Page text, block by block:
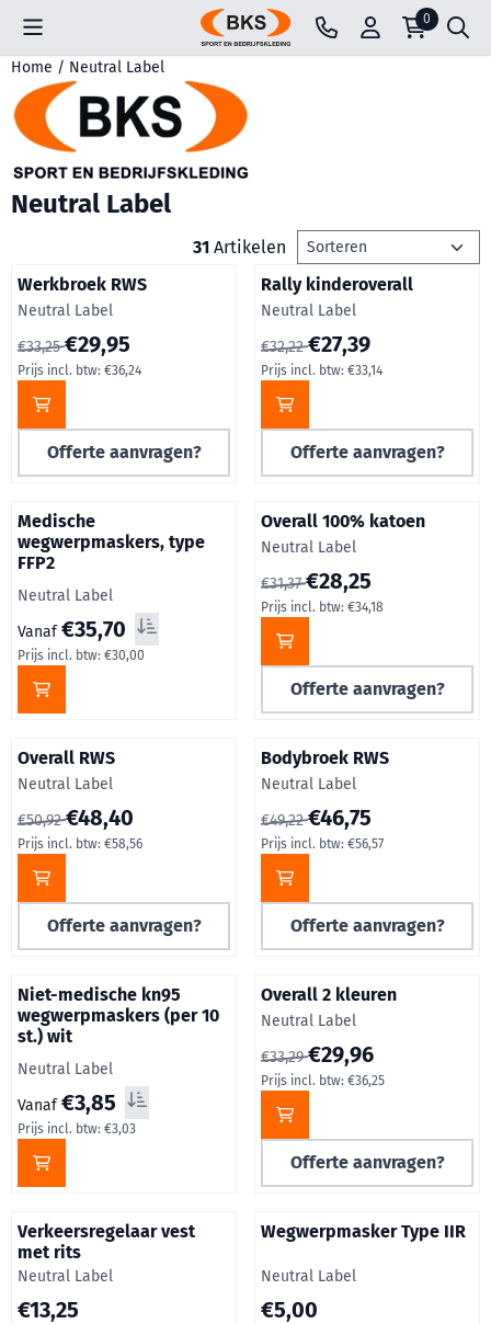
Cookievoorkeuren zijn beschikbaar. Kies instellingen of sta
0
Home / Neutral Label
Neutral Label
31 Artikelen Sorteermethode
Werkbroek RWS
Merk:
Neutral Label
Van 33,25 voor 29,95, inclusief btw: 36,24
€33,25€29,95
Prijs incl. btw: €36,24
Offerte aanvragen?
Rally kinderoverall
Merk:
Neutral Label
Van 32,22 voor 27,39,
€32,22€27,39
Prijs incl. btw: €33,14
Offerte aanvragen?
Medische
wegwerpmaskers, type
FFP2
Merk:
Neutral Label
Staffelprijzen beschikbaar, vanaf 35,70, inclusief btw: 30,00
Vanaf€35,70 Prijs excl. btw per stuk Tot 20 €30,00 20 en meer
Prijs incl. btw: €30,00
Overall 100% katoen
Merk:
Neutral Label
Van 31,37 voor 28,25,
€31,37€28,25
Prijs incl. btw: €34,18
Offerte aanvragen?
Overall RWS
Merk:
Neutral Label
Van 50,92 voor 48,40, inclusief btw: 58,56
€50,92€48,40
Prijs incl. btw: €58,56
Offerte aanvragen?
Bodybroek RWS
Merk:
Neutral Label
Van 49,22 voor 46,75,
€49,22€46,75
Prijs incl. btw: €56,57
Offerte aanvragen?
Niet-medische kn95
wegwerpmaskers (per 10
st.) wit
Merk:
Neutral Label
Staffelprijzen beschikbaar, vanaf 3,85, inclusief btw: 3,03
Vanaf€3,85 Prijs excl. btw per stuk Tot 10 €2,50 10 en meer €3,85
Prijs incl. btw: €3,03
Overall 2 kleuren
Merk:
Neutral Label
Van 33,29 voor 29,96,
€33,29€29,96
Prijs incl. btw: €36,25
Offerte aanvragen?
Verkeersregelaar vest
met rits
Merk:
Neutral Label
Staffelprijzen beschikbaar, vanaf 10,60, inclusief btw: 16,03
€13,25
Wegwerpmasker Type IIR
Merk:
Neutral Label
Staffelprijzen beschikbaar,
€5,00